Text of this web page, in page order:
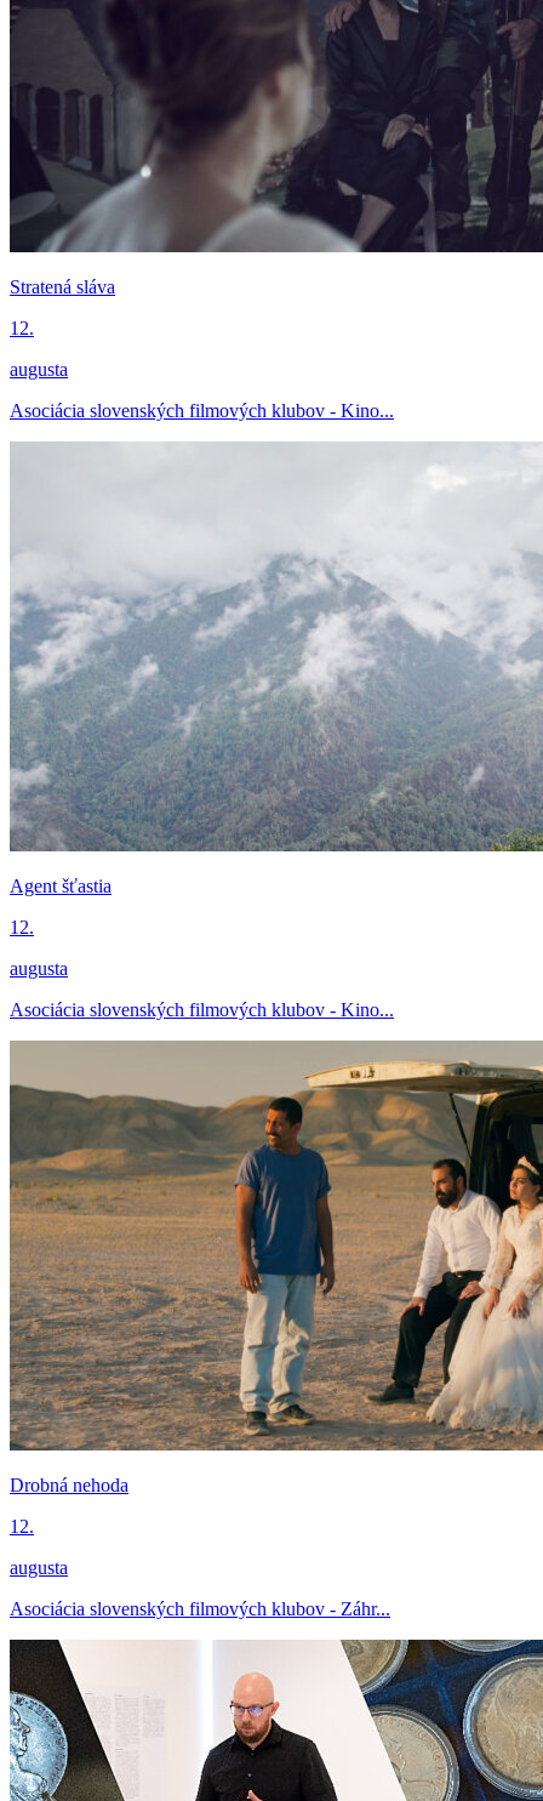
Stratená sláva
12.
augusta
Asociácia slovenských filmových klubov - Kino...
Agent šťastia
12.
augusta
Asociácia slovenských filmových klubov - Kino...
Drobná nehoda
12.
augusta
Asociácia slovenských filmových klubov - Záhr...